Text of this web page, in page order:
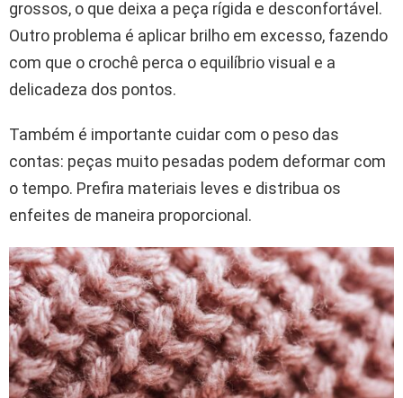
grossos, o que deixa a peça rígida e desconfortável.
Outro problema é aplicar brilho em excesso, fazendo
com que o crochê perca o equilíbrio visual e a
delicadeza dos pontos.
Também é importante cuidar com o peso das
contas: peças muito pesadas podem deformar com
o tempo. Prefira materiais leves e distribua os
enfeites de maneira proporcional.